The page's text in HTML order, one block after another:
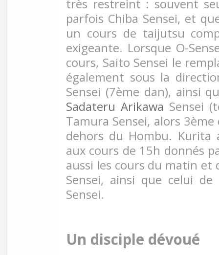
très restreint : souvent
parfois Chiba Sensei, et
un cours de taijutsu
exigeante. Lorsque O-
cours, Saito Sensei le
également sous la
Sensei (7ème dan), ainsi
Sadateru Arikawa Sensei
Tamura Sensei, alors
dehors du Hombu. Kurita
aux cours de 15h donnés
aussi les cours du matin et
Sensei, ainsi que celui
Sensei.
Un disciple dévoué